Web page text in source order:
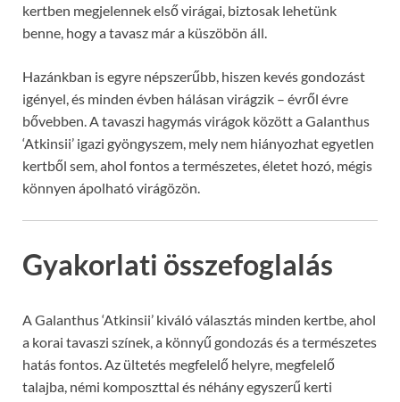
kertben megjelennek első virágai, biztosak lehetünk
benne, hogy a tavasz már a küszöbön áll.
Hazánkban is egyre népszerűbb, hiszen kevés gondozást
igényel, és minden évben hálásan virágzik – évről évre
bővebben. A tavaszi hagymás virágok között a Galanthus
‘Atkinsii’ igazi gyöngyszem, mely nem hiányozhat egyetlen
kertből sem, ahol fontos a természetes, életet hozó, mégis
könnyen ápolható virágözön.
Gyakorlati összefoglalás
A Galanthus ‘Atkinsii’ kiváló választás minden kertbe, ahol
a korai tavaszi színek, a könnyű gondozás és a természetes
hatás fontos. Az ültetés megfelelő helyre, megfelelő
talajba, némi komposzttal és néhány egyszerű kerti